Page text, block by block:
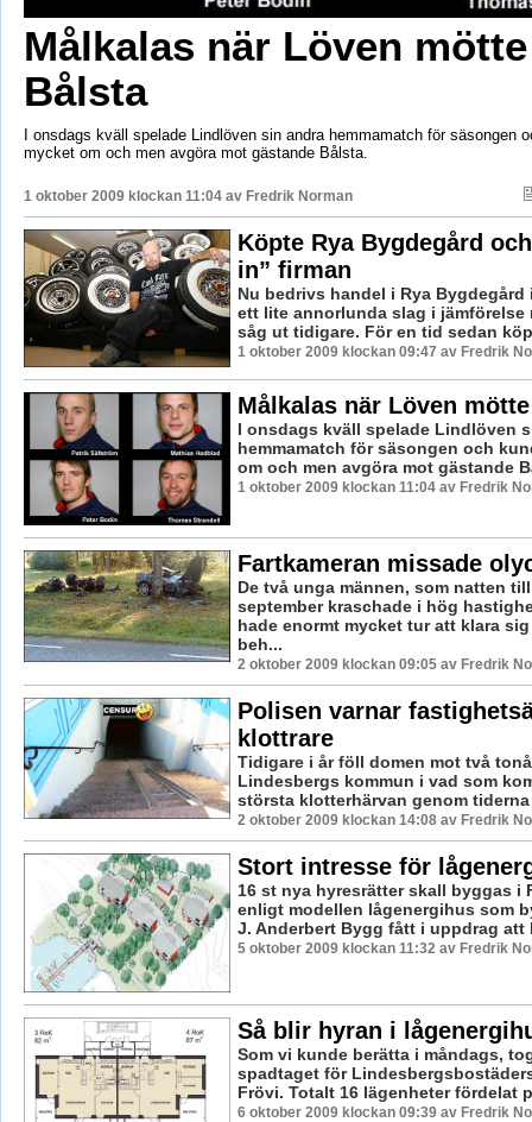
Målkalas när Löven mötte
Bålsta
I onsdags kväll spelade Lindlöven sin andra hemmamatch för säsongen
mycket om och men avgöra mot gästande Bålsta.
1 oktober 2009 klockan 11:04 av Fredrik Norman
Köpte Rya Bygdegård
in” firman
Nu bedrivs handel i Rya Bygdegård
ett lite annorlunda slag i jämförelse
såg ut tidigare. För en tid sedan
1 oktober 2009 klockan 09:47 av Fredrik
Målkalas när Löven
I onsdags kväll spelade Lindlöven
hemmamatch för säsongen och
om och men avgöra mot gästande
1 oktober 2009 klockan 11:04 av Fredrik
Fartkameran missade
De två unga männen, som natten
september kraschade i hög
hade enormt mycket tur att klara
beh...
2 oktober 2009 klockan 09:05 av Fredrik
Polisen varnar
klottrare
Tidigare i år föll domen mot två
Lindesbergs kommun i vad som
största klotterhärvan genom tiderna
2 oktober 2009 klockan 14:08 av Fredrik
Stort intresse för
16 st nya hyresrätter skall byggas i
enligt modellen lågenergihus som
J. Anderbert Bygg fått i uppdrag att
5 oktober 2009 klockan 11:32 av Fredrik
Så blir hyran i
Som vi kunde berätta i måndags,
spadtaget för
Frövi. Totalt 16 lägenheter fördelat
6 oktober 2009 klockan 09:39 av Fredrik